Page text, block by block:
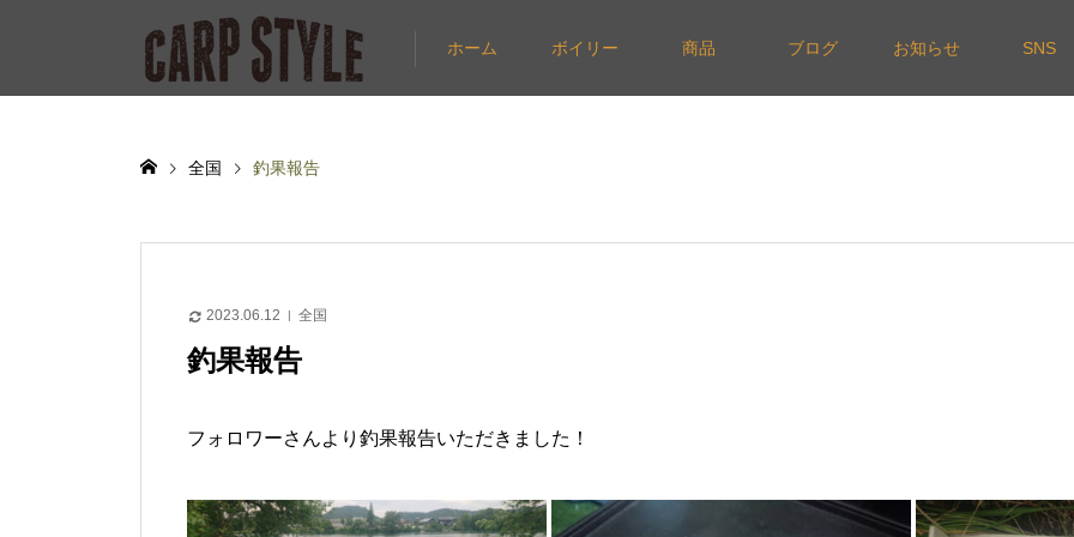
ホーム ボイリー 商品 ブログ お知らせ SNS
全国 釣果報告
2023.06.12 全国
釣果報告
フォロワーさんより釣果報告いただきました！